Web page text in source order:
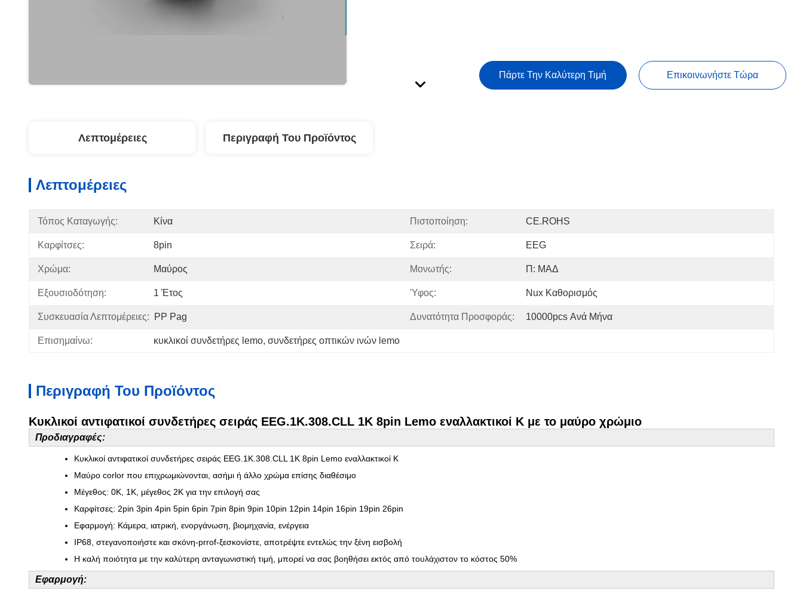
Πάρτε Την Καλύτερη Τιμή Επικοινωνήστε Τώρα
Λεπτομέρειες Περιγραφή Του Προϊόντος
Λεπτομέρειες
Τόπος Καταγωγής: Κίνα Πιστοποίηση: CE.ROHS
Καρφίτσες: 8pin Σειρά: EEG
Χρώμα: Μαύρος Μονωτής: Π: ΜΑΔ
Εξουσιοδότηση: 1 Έτος Ύφος: Nux Καθορισμός
Συσκευασία Λεπτομέρειες: PP Pag Δυνατότητα Προσφοράς: 10000pcs Ανά Μήνα
Επισημαίνω: κυκλικοί συνδετήρες lemo, συνδετήρες οπτικών ινών lemo
Περιγραφή Του Προϊόντος
Κυκλικοί αντιφατικοί συνδετήρες σειράς EEG.1K.308.CLL 1K 8pin Lemo εναλλακτικοί Κ με το μαύρο χρώμιο
Προδιαγραφές:
Κυκλικοί αντιφατικοί συνδετήρες σειράς EEG.1K.308.CLL 1K 8pin Lemo εναλλακτικοί Κ
Μαύρο corlor που επιχρωμιώνονται, ασήμι ή άλλο χρώμα επίσης διαθέσιμο
Μέγεθος: 0K, 1K, μέγεθος 2K για την επιλογή σας
Καρφίτσες: 2pin 3pin 4pin 5pin 6pin 7pin 8pin 9pin 10pin 12pin 14pin 16pin 19pin 26pin
Εφαρμογή: Κάμερα, ιατρική, ενοργάνωση, βιομηχανία, ενέργεια
IP68, στεγανοποιήστε και σκόνη-prrof-ξεσκονίστε, αποτρέψτε εντελώς την ξένη εισβολή
Η καλή ποιότητα με την καλύτερη ανταγωνιστική τιμή, μπορεί να σας βοηθήσει εκτός από τουλάχιστον το κόστος 50%
Εφαρμογή: